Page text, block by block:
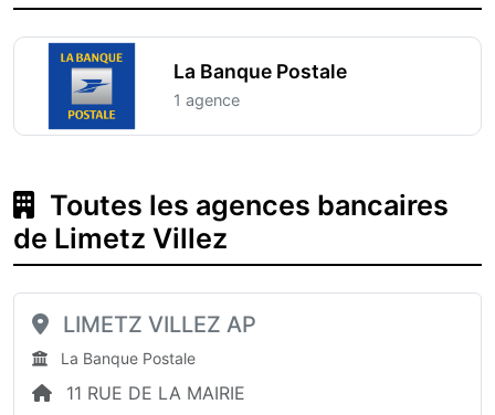
La Banque Postale
1 agence
Toutes les agences bancaires
de Limetz Villez
LIMETZ VILLEZ AP
La Banque Postale
11 RUE DE LA MAIRIE